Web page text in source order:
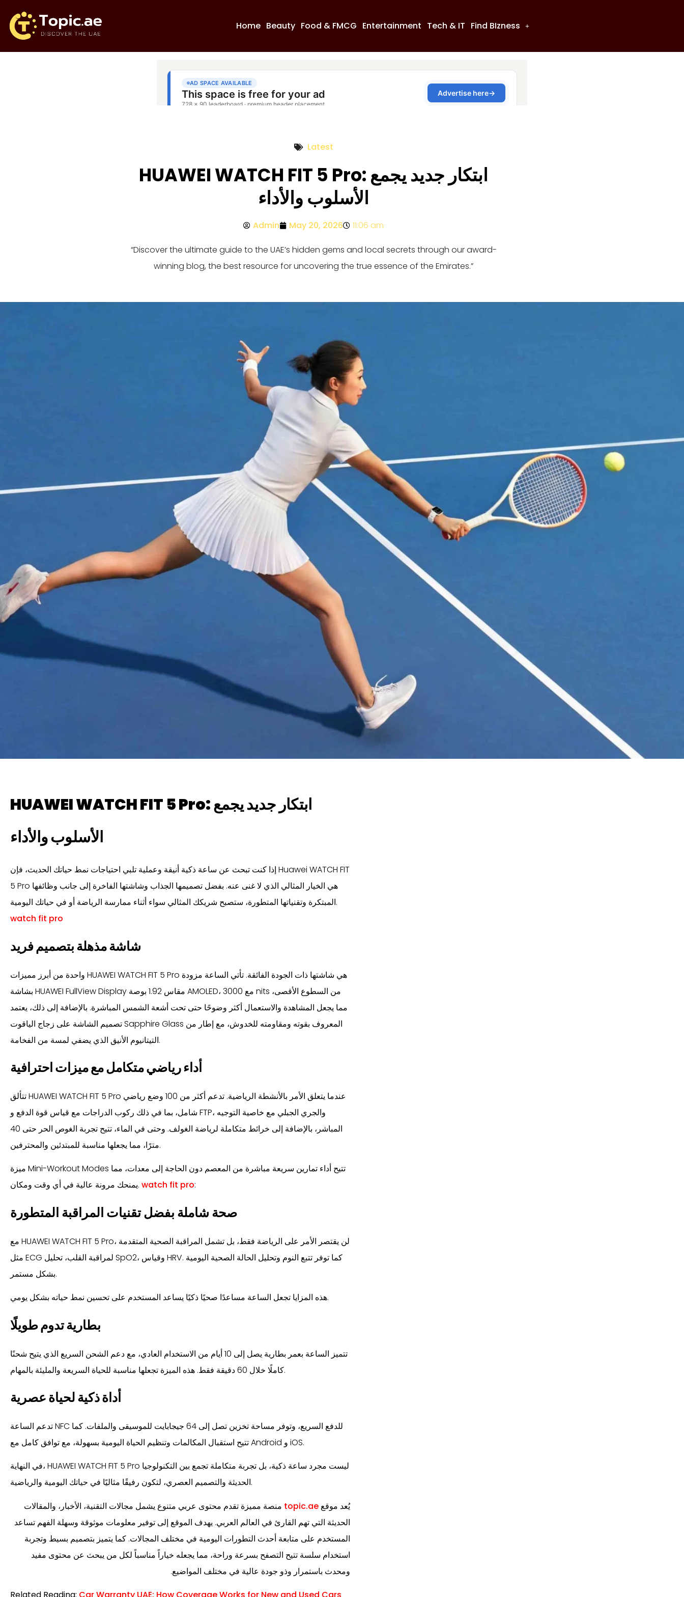
Home Beauty Food & FMCG Entertainment Tech & IT Find BIzness
Latest
HUAWEI WATCH FIT 5 Pro: ابتكار جديد يجمع
الأسلوب والأداء
Admin May 20, 2026 11:06 am
“Discover the ultimate guide to the UAE’s hidden gems and local secrets through our award-
winning blog, the best resource for uncovering the true essence of the Emirates.”
HUAWEI WATCH FIT 5 Pro: ابتكار جديد يجمع
الأسلوب والأداء
Huawei WATCH FIT
5 Pro هي الخيار المثالي الذي لا غنى عنه. بفضل تصميمها الجذاب وشاشتها الفاخرة إلى جانب وظائفها
المبتكرة وتقنياتها المتطورة، ستصبح شريكك المثالي سواء أثناء ممارسة الرياضة أو في حياتك اليومية.
watch fit pro
شاشة مذهلة بتصميم فريد
واحدة من أبرز مميزات HUAWEI WATCH FIT 5 Pro هي شاشتها ذات الجودة الفائقة. تأتي الساعة مزودة
بشاشة HUAWEI FullView Display مقاس 1.92 بوصة AMOLED، مع 3000 nits من السطوع الأقصى،
مما يجعل المشاهدة والاستعمال أكثر وضوحًا حتى تحت أشعة الشمس المباشرة. بالإضافة إلى ذلك، يعتمد
تصميم الشاشة على زجاج الياقوت Sapphire Glass المعروف بقوته ومقاومته للخدوش، مع إطار من
التيتانيوم الأنيق الذي يضفي لمسة من الفخامة.
أداء رياضي متكامل مع ميزات احترافية
تتألق HUAWEI WATCH FIT 5 Pro عندما يتعلق الأمر بالأنشطة الرياضية. تدعم أكثر من 100 وضع رياضي
شامل، بما في ذلك ركوب الدراجات مع قياس قوة الدفع و FTP، والجري الجبلي مع خاصية التوجيه
المباشر، بالإضافة إلى خرائط متكاملة لرياضة الغولف. وحتى في الماء، تتيح تجربة الغوص الحر حتى 40
مترًا، مما يجعلها مناسبة للمبتدئين والمحترفين.
ميزة Mini-Workout Modes تتيح أداء تمارين سريعة مباشرة من المعصم دون الحاجة إلى معدات، مما
يمنحك مرونة عالية في أي وقت ومكان. watch fit pro:
صحة شاملة بفضل تقنيات المراقبة المتطورة
مع HUAWEI WATCH FIT 5 Pro، لن يقتصر الأمر على الرياضة فقط، بل تشمل المراقبة الصحية المتقدمة
مثل ECG لمراقبة القلب، تحليل SpO2، وقياس HRV. كما توفر تتبع النوم وتحليل الحالة الصحية اليومية
بشكل مستمر.
هذه المزايا تجعل الساعة مساعدًا صحيًا ذكيًا يساعد المستخدم على تحسين نمط حياته بشكل يومي.
بطارية تدوم طويلًا
تتميز الساعة بعمر بطارية يصل إلى 10 أيام من الاستخدام العادي، مع دعم الشحن السريع الذي يتيح شحنًا
كاملًا خلال 60 دقيقة فقط. هذه الميزة تجعلها مناسبة للحياة السريعة والمليئة بالمهام.
أداة ذكية لحياة عصرية
تدعم الساعة NFC للدفع السريع، وتوفر مساحة تخزين تصل إلى 64 جيجابايت للموسيقى والملفات. كما
تتيح استقبال المكالمات وتنظيم الحياة اليومية بسهولة، مع توافق كامل مع Android و iOS.
في النهاية، HUAWEI WATCH FIT 5 Pro ليست مجرد ساعة ذكية، بل تجربة متكاملة تجمع بين التكنولوجيا
الحديثة والتصميم العصري، لتكون رفيقًا مثاليًا في حياتك اليومية والرياضية.
يُعد موقع topic.ae منصة مميزة تقدم محتوى عربي متنوع يشمل مجالات التقنية، الأخبار، والمقالات
الحديثة التي تهم القارئ في العالم العربي. يهدف الموقع إلى توفير معلومات موثوقة وسهلة الفهم تساعد
المستخدم على متابعة أحدث التطورات اليومية في مختلف المجالات. كما يتميز بتصميم بسيط وتجربة
استخدام سلسة تتيح التصفح بسرعة وراحة، مما يجعله خياراً مناسباً لكل من يبحث عن محتوى مفيد
ومحدث باستمرار وذو جودة عالية في مختلف المواضيع.